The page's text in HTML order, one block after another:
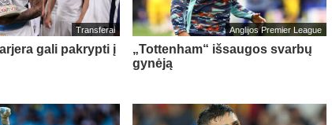
Transferai
gali pakrypti į
Anglijos Premier League
„Tottenham“ išsaugos svarbų
gynėją